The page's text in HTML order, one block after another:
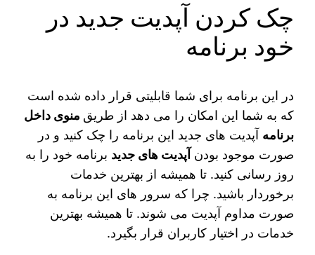
چک کردن آپدیت جدید در
خود برنامه
در این برنامه برای شما قابلیتی قرار داده شده است
که به شما این امکان را می دهد از طریق منوی داخل
برنامه آپدیت‌ های جدید این برنامه را چک کنید و در
صورت موجود بودن آپدیت‌ های جدید برنامه خود را به
روز رسانی کنید. تا همیشه از بهترین خدمات
برخوردار باشید. چرا که سرور های این برنامه به
صورت مداوم آپدیت می شوند. تا همیشه بهترین
خدمات در اختیار کاربران قرار بگیرد.